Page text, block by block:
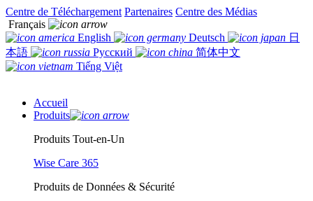
Centre de Téléchargement Partenaires Centre des Médias
Français
English
Deutsch
日
本語
Русский
简体中文
Tiếng Việt
Accueil
Produits
Produits Tout-en-Un
Wise Care 365
Produits de Données & Sécurité